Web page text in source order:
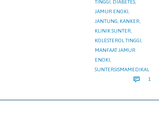
TINGGI DIABETES
JAMUR ENOKI
JANTUNG KANKER
KLINIK SUNTER
KOLESTEROL TINGGI
MANFAAT JAMUR
ENOKI
SUNTERSISMAMEDIKAL
 1